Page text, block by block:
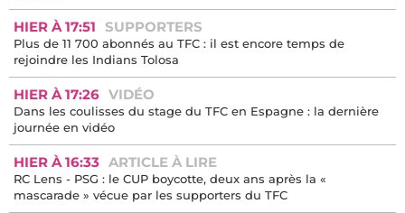
HIER À 17:51 SUPPORTERS
Plus de 11 700 abonnés au TFC : il est encore temps de
rejoindre les Indians Tolosa
HIER À 17:26 VIDÉO
Dans les coulisses du stage du TFC en Espagne : la dernière
journée en vidéo
HIER À 16:33 ARTICLE À LIRE
RC Lens - PSG : le CUP boycotte, deux ans après la «
mascarade » vécue par les supporters du TFC